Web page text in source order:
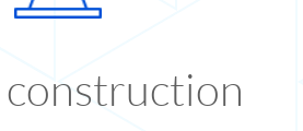
construction